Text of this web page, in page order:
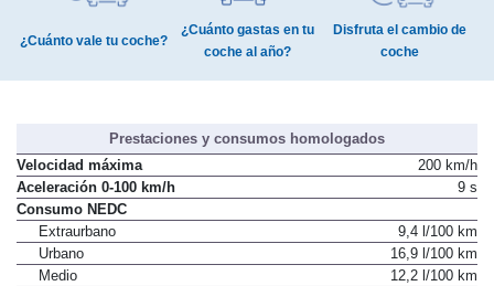
¿Cuánto vale tu coche?
¿Cuánto gastas en tu
coche al año?
Disfruta el cambio de
coche
Prestaciones y consumos homologados
Velocidad máxima
200 km/h
Aceleración 0-100 km/h
9 s
Consumo NEDC
Extraurbano
9,4 l/100 km
Urbano
16,9 l/100 km
Medio
12,2 l/100 km